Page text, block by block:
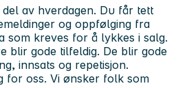
av hverdagen. Du får tett
og oppfølging fra
som kreves for å lykkes i salg.
blir gode tilfeldig. De blir gode
innsats og repetisjon.
for oss. Vi ønsker folk som